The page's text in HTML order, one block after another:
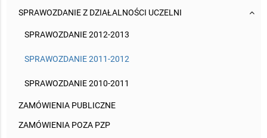
SPRAWOZDANIE Z DZIAŁALNOŚCI UCZELNI
SPRAWOZDANIE 2012-2013
SPRAWOZDANIE 2011-2012
SPRAWOZDANIE 2010-2011
ZAMÓWIENIA PUBLICZNE
ZAMÓWIENIA POZA PZP